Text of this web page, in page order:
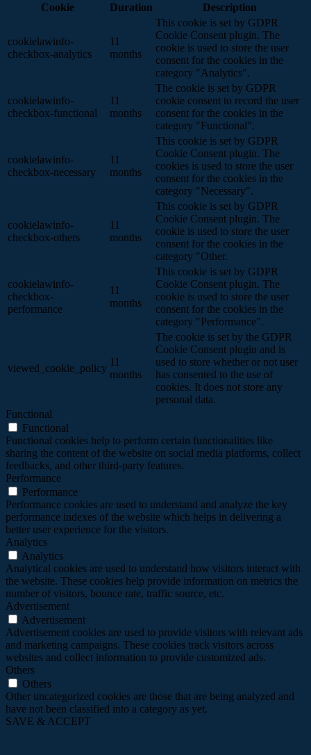
Cookie
Duration Description
cookielawinfo-
checkbox-analytics
11
months
This cookie is set by GDPR
Cookie Consent plugin. The
cookie is used to store the user
consent for the cookies in the
category "Analytics".
cookielawinfo-
checkbox-functional
11
months
The cookie is set by GDPR
cookie consent to record the user
consent for the cookies in the
category "Functional".
cookielawinfo-
checkbox-necessary
11
months
This cookie is set by GDPR
Cookie Consent plugin. The
cookies is used to store the user
consent for the cookies in the
category "Necessary".
cookielawinfo-
checkbox-others
11
months
This cookie is set by GDPR
Cookie Consent plugin. The
cookie is used to store the user
consent for the cookies in the
category "Other.
cookielawinfo-
checkbox-
performance
11
months
This cookie is set by GDPR
Cookie Consent plugin. The
cookie is used to store the user
consent for the cookies in the
category "Performance".
viewed_cookie_policy
11
months
The cookie is set by the GDPR
Cookie Consent plugin and is
used to store whether or not user
has consented to the use of
cookies. It does not store any
personal data.
Functional
Functional
Functional cookies help to perform certain functionalities like
sharing the content of the website on social media platforms, collect
feedbacks, and other third-party features.
Performance
Performance
Performance cookies are used to understand and analyze the key
performance indexes of the website which helps in delivering a
better user experience for the visitors.
Analytics
Analytics
Analytical cookies are used to understand how visitors interact with
the website. These cookies help provide information on metrics the
number of visitors, bounce rate, traffic source, etc.
Advertisement
Advertisement
Advertisement cookies are used to provide visitors with relevant ads
and marketing campaigns. These cookies track visitors across
websites and collect information to provide customized ads.
Others
Others
Other uncategorized cookies are those that are being analyzed and
have not been classified into a category as yet.
SAVE & ACCEPT